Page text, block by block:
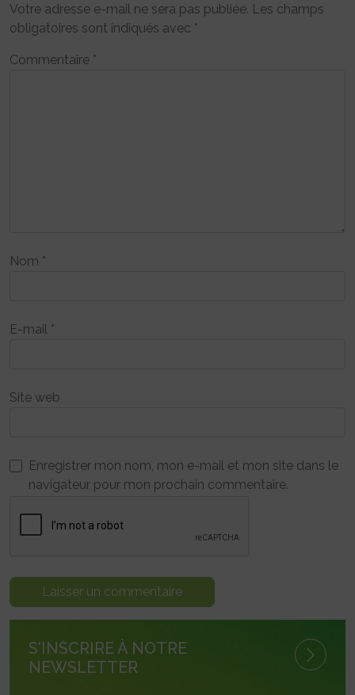
Votre adresse e-mail ne sera pas publiée. Les champs
obligatoires sont indiqués avec *
Commentaire *
Nom *
E-mail *
Site web
Enregistrer mon nom, mon e-mail et mon site dans le
navigateur pour mon prochain commentaire.
S'INSCRIRE À NOTRE
NEWSLETTER